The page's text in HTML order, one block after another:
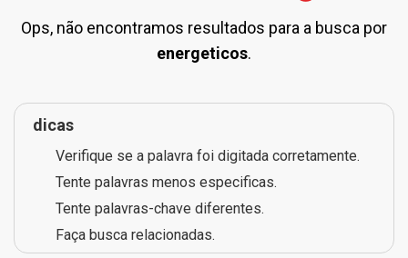
Ops, não encontramos resultados para a busca por
energeticos.
dicas
Verifique se a palavra foi digitada corretamente.
Tente palavras menos especificas.
Tente palavras-chave diferentes.
Faça busca relacionadas.